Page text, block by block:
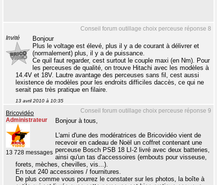
Conseil forum outillage choix perceuse réponse 8
Invité
Bonjour
Plus le voltage est élevé, plus il y a de courant à délivrer et
(normalement) plus, il y a de puissance.
Ce quil faut regarder, cest surtout le couple maxi (en Nm). Pour
les perceuses de qualité, on trouve Hitachi avec les modèles à
14.4V et 18V. Lautre avantage des perceuses sans fil, cest aussi
lexistence de modèles pour les endroits difficiles daccès, ce qui ne
serait pas très pratique en filaire.
13 avril 2010 à 10:35
Conseil forum outillage choix perceuse réponse 9
Bricovidéo
Administrateur
13 728 messages
Bonjour à tous,
L'ami d'une des modératrices de Bricovidéo vient de
recevoir en cadeau de Noël un coffret contenant une
perceuse Bosch PSB 18 LI-2 livré avec deux batteries,
ainsi qu'un tas d'accessoires (embouts pour visseuse,
forets, mèches, chevilles, vis...).
En tout 240 accessoires / fournitures.
De plus comme vous pourrez le constater sur les photos, la boîte à